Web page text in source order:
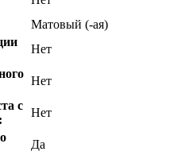
Матовый (-ая)
Нет
Нет
с
Нет
Да